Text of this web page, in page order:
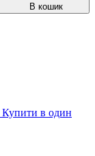
В кошик
Купити в один